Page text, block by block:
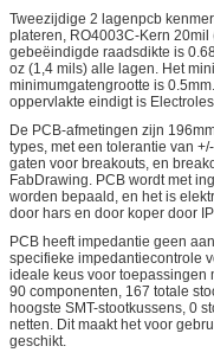
Tweezijdige 2 lagenpcb
plateren, RO4003C-Kern
gebeëindigde raadsdikte is
oz (1,4 mils) alle lagen. Het
minimumgatengrootte is
oppervlakte eindigt is
De PCB-afmetingen zijn
types, met een tolerantie van
gaten voor breakouts, en
FabDrawing. PCB wordt met
worden bepaald, en het is
door hars en door koper door
PCB heeft impedantie geen
specifieke impedantiecontrole
ideale keus voor toepassingen
90 componenten, 167 totale
hoogste SMT-stootkussens, 0
netten. Dit maakt het voor
geschikt.